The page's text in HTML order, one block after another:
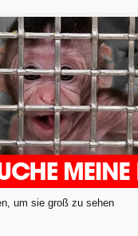
um sie groß zu sehen